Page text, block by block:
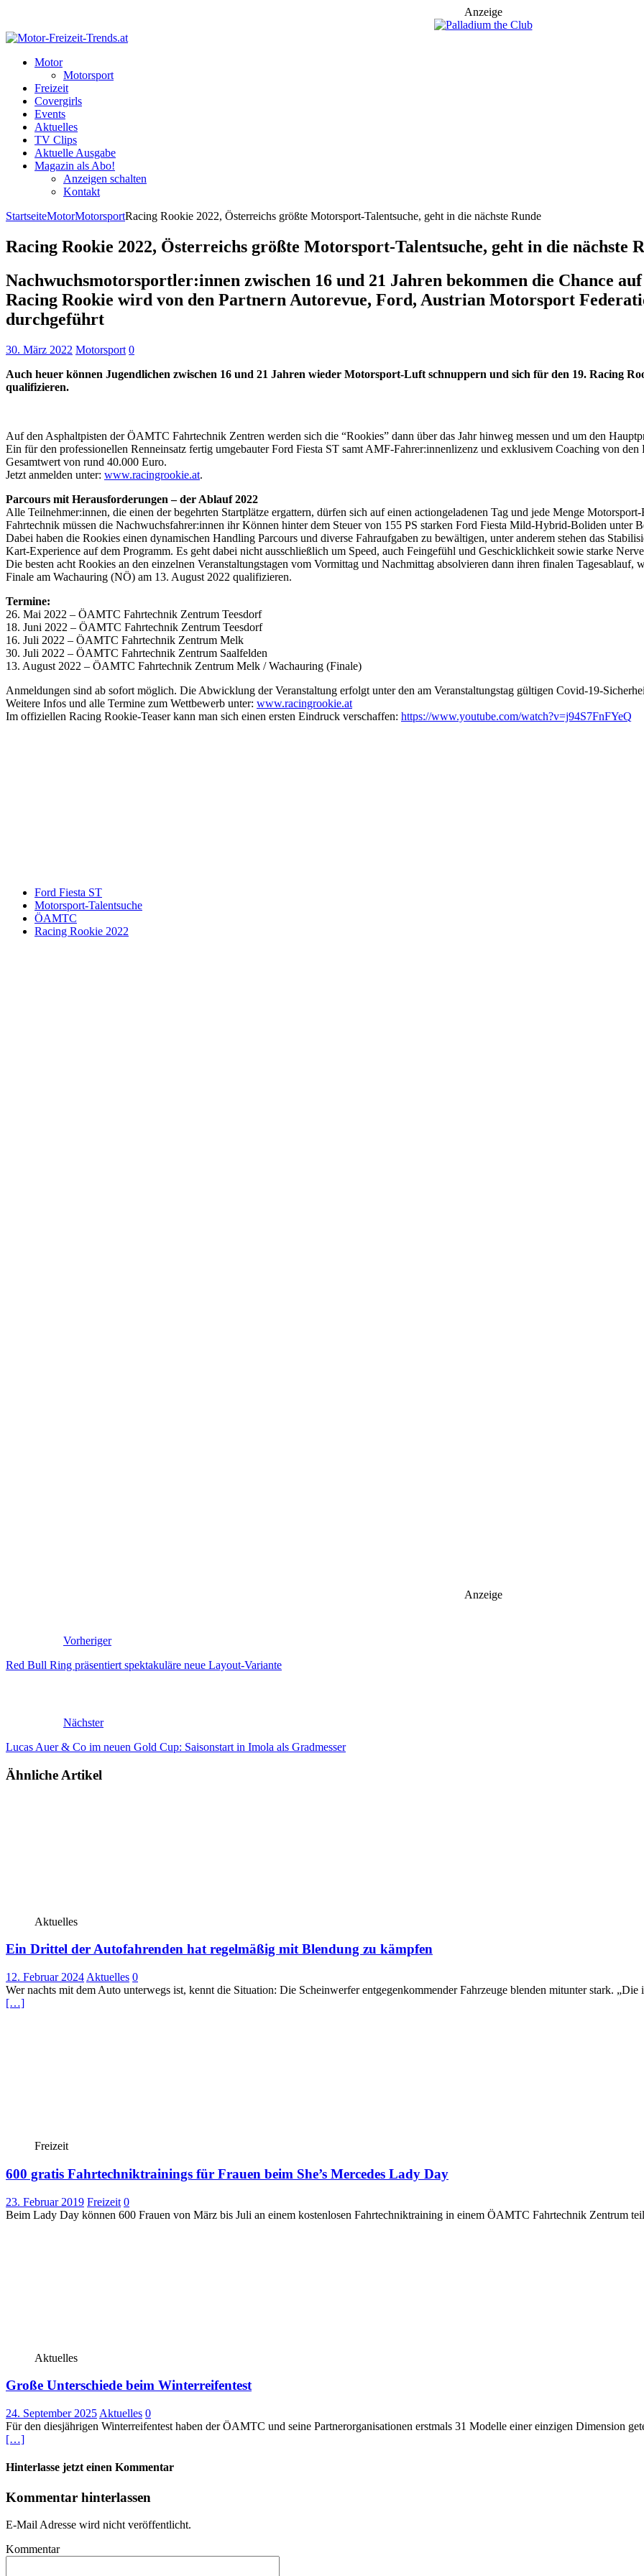
Anzeige
Motor
Motorsport
Freizeit
Covergirls
Events
Aktuelles
TV Clips
Aktuelle Ausgabe
Magazin als Abo!
Anzeigen schalten
Kontakt
StartseiteMotorMotorsportRacing Rookie 2022, Österreichs größte Motorsport-Talentsuche, geht in die nächste Runde
Racing Rookie 2022, Österreichs größte Motorsport-Talentsuche, geht in die nächste
Nachwuchsmotorsportler:innen zwischen 16 und 21 Jahren bekommen die Chance
Racing Rookie wird von den Partnern Autorevue, Ford, Austrian Motorsport
durchgeführt
30. März 2022 Motorsport 0
Auch heuer können Jugendlichen zwischen 16 und 21 Jahren wieder Motorsport-Luft schnuppern und sich für den 19. Racing
qualifizieren.
Auf den Asphaltpisten der ÖAMTC Fahrtechnik Zentren werden sich die “Rookies” dann über das Jahr hinweg messen und um den
Ein für den professionellen Renneinsatz fertig umgebauter Ford Fiesta ST samt AMF-Fahrer:innenlizenz und exklusivem Coaching von
Gesamtwert von rund 40.000 Euro.
Jetzt anmelden unter: www.racingrookie.at.
Parcours mit Herausforderungen – der Ablauf 2022
Alle Teilnehmer:innen, die einen der begehrten Startplätze ergattern, dürfen sich auf einen actiongeladenen Tag und jede Menge
Fahrtechnik müssen die Nachwuchsfahrer:innen ihr Können hinter dem Steuer von 155 PS starken Ford Fiesta Mild-Hybrid-Boliden unter
Dabei haben die Rookies einen dynamischen Handling Parcours und diverse Fahraufgaben zu bewältigen, unter anderem stehen das
Kart-Experience auf dem Programm. Es geht dabei nicht ausschließlich um Speed, auch Feingefühl und Geschicklichkeit sowie starke
Die besten acht Rookies an den einzelnen Veranstaltungstagen vom Vormittag und Nachmittag absolvieren dann ihren finalen
Finale am Wachauring (NÖ) am 13. August 2022 qualifizieren.
Termine:
26. Mai 2022 – ÖAMTC Fahrtechnik Zentrum Teesdorf
18. Juni 2022 – ÖAMTC Fahrtechnik Zentrum Teesdorf
16. Juli 2022 – ÖAMTC Fahrtechnik Zentrum Melk
30. Juli 2022 – ÖAMTC Fahrtechnik Zentrum Saalfelden
13. August 2022 – ÖAMTC Fahrtechnik Zentrum Melk / Wachauring (Finale)
Anmeldungen sind ab sofort möglich. Die Abwicklung der Veranstaltung erfolgt unter den am Veranstaltungstag gültigen Covid-19-
Weitere Infos und alle Termine zum Wettbewerb unter: www.racingrookie.at
Im offiziellen Racing Rookie-Teaser kann man sich einen ersten Eindruck verschaffen: https://www.youtube.com/watch?v=j94S7FnFYeQ
Ford Fiesta ST
Motorsport-Talentsuche
ÖAMTC
Racing Rookie 2022
Anzeige
Vorheriger
Red Bull Ring präsentiert spektakuläre neue Layout-Variante
Nächster
Lucas Auer & Co im neuen Gold Cup: Saisonstart in Imola als Gradmesser
Ähnliche Artikel
Aktuelles
Ein Drittel der Autofahrenden hat regelmäßig mit Blendung zu kämpfen
12. Februar 2024 Aktuelles 0
Wer nachts mit dem Auto unterwegs ist, kennt die Situation: Die Scheinwerfer entgegenkommender Fahrzeuge blenden mitunter stark.
[…]
Freizeit
600 gratis Fahrtechniktrainings für Frauen beim She’s Mercedes Lady Day
23. Februar 2019 Freizeit 0
Beim Lady Day können 600 Frauen von März bis Juli an einem kostenlosen Fahrtechniktraining in einem ÖAMTC Fahrtechnik Zentrum
Aktuelles
Große Unterschiede beim Winterreifentest
24. September 2025 Aktuelles 0
Für den diesjährigen Winterreifentest haben der ÖAMTC und seine Partnerorganisationen erstmals 31 Modelle einer einzigen Dimension
[…]
Hinterlasse jetzt einen Kommentar
Kommentar hinterlassen
E-Mail Adresse wird nicht veröffentlicht.
Kommentar